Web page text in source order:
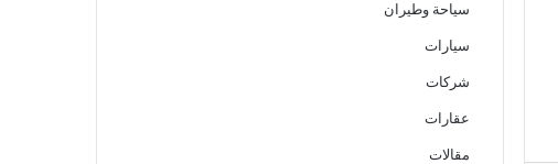
سياحة وطيران
سيارات
شركات
عقارات
مقالات